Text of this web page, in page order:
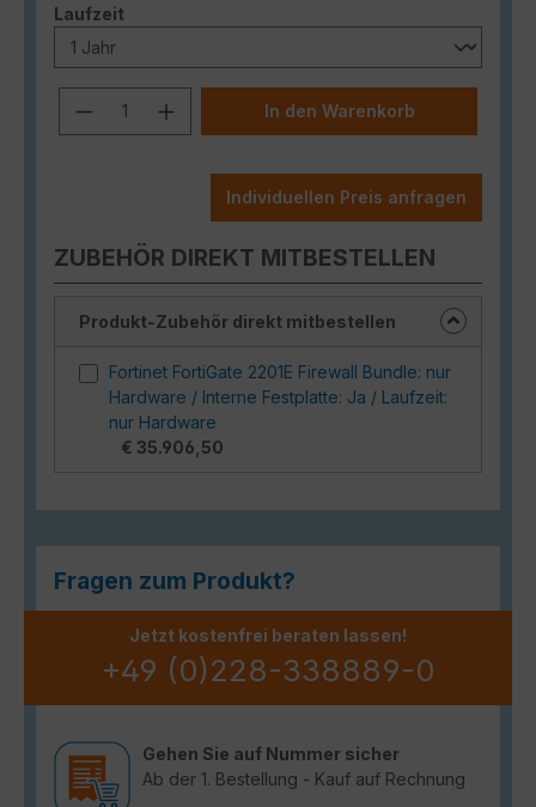
Laufzeitauswählen
Produkt Anzahl: Gib den
In den Warenkorb
Individuellen Preis anfragen
ZUBEHÖR DIREKT MITBESTELLEN
Produkt-Zubehör direkt mitbestellen
Fortinet FortiGate 2201E Firewall Bundle: nur
Hardware / Interne Festplatte: Ja / Laufzeit:
nur Hardware
€ 35.906,50
Fragen zum Produkt?
Jetzt kostenfrei beraten lassen!
+49 (0)228-338889-0
Gehen Sie auf Nummer sicher
Ab der 1. Bestellung - Kauf auf Rechnung